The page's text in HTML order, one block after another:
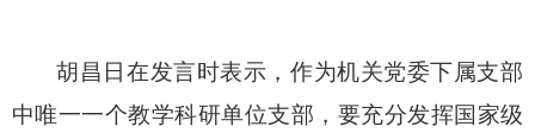
胡昌日在发言时表示，作为机关党委下属支部
中唯一一个教学科研单位支部，要充分发挥国家级